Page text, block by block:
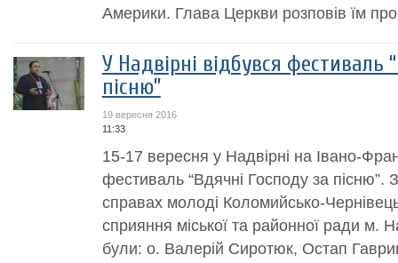
Америки. Глава Церкви розповів їм
У Надвірні відбувся фестиваль
пісню”
19 вересня 2016
11:33
15-17 вересня у Надвірні на Івано-
фестиваль “Вдячні Господу за пісню”.
справах молоді Коломийсько-
сприяння міської та районної ради м.
були: о. Валерій Сиротюк, Остап